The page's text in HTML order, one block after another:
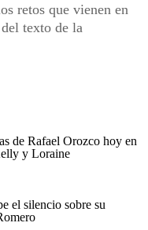
retos que vienen en
texto de la
de Rafael Orozco hoy en
y Loraine
el silencio sobre su